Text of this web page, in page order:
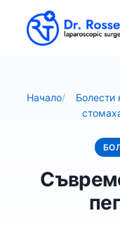
Начало/
Болести